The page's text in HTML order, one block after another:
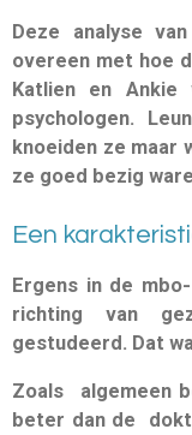
Deze analyse
overeen met hoe
Katlien en Ankie
psychologen.
knoeiden ze maar
ze goed bezig
Een
Ergens in de
richting van
gestudeerd. Dat
Zoals algemeen
beter dan de